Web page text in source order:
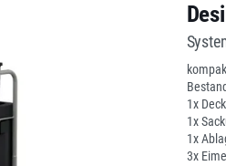
1x
1x
1x
3x